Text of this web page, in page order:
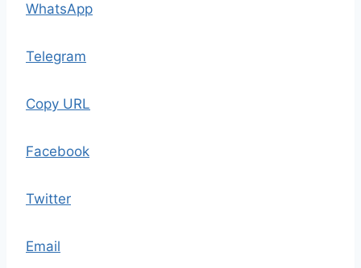
WhatsApp
Telegram
Copy URL
Facebook
Twitter
Email